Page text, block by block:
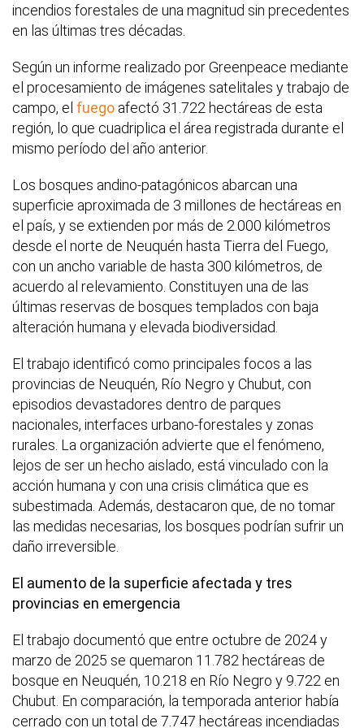
incendios forestales de una magnitud sin precedentes
en las últimas tres décadas.
Según un informe realizado por Greenpeace mediante
el procesamiento de imágenes satelitales y trabajo de
campo, el fuego afectó 31.722 hectáreas de esta
región, lo que cuadriplica el área registrada durante el
mismo período del año anterior.
Los bosques andino-patagónicos abarcan una
superficie aproximada de 3 millones de hectáreas en
el país, y se extienden por más de 2.000 kilómetros
desde el norte de Neuquén hasta Tierra del Fuego,
con un ancho variable de hasta 300 kilómetros, de
acuerdo al relevamiento. Constituyen una de las
últimas reservas de bosques templados con baja
alteración humana y elevada biodiversidad.
El trabajo identificó como principales focos a las
provincias de Neuquén, Río Negro y Chubut, con
episodios devastadores dentro de parques
nacionales, interfaces urbano-forestales y zonas
rurales. La organización advierte que el fenómeno,
lejos de ser un hecho aislado, está vinculado con la
acción humana y con una crisis climática que es
subestimada. Además, destacaron que, de no tomar
las medidas necesarias, los bosques podrían sufrir un
daño irreversible.
El aumento de la superficie afectada y tres
provincias en emergencia
El trabajo documentó que entre octubre de 2024 y
marzo de 2025 se quemaron 11.782 hectáreas de
bosque en Neuquén, 10.218 en Río Negro y 9.722 en
Chubut. En comparación, la temporada anterior había
cerrado con un total de 7.747 hectáreas incendiadas